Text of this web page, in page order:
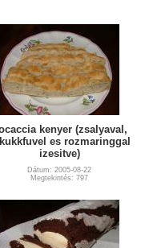
kenyer (zsalyaval,
es rozmaringgal
izesitve)
Dátum: 2005-08-22
Megtekintés: 797